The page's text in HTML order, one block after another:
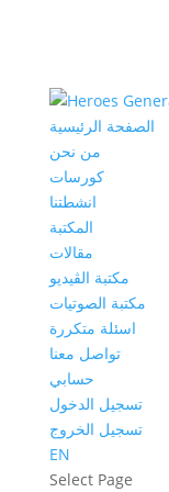
الصفحة الرئيسية
من نحن
كورسات
انشطتنا
المكتبة
مقالات
مكتبة الڤيديو
مكتبة الصوتيات
اسئلة متكررة
تواصل معنا
حسابي
تسجيل الدخول
تسجيل الخروج
EN
Select Page